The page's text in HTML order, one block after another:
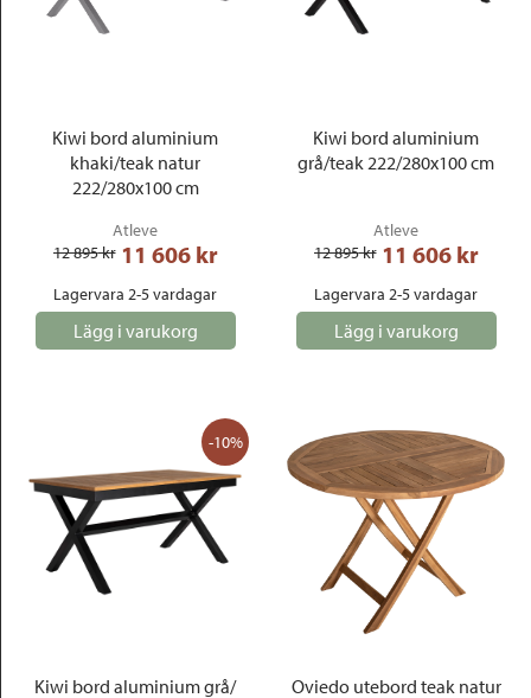
Kiwi bord aluminium
khaki/teak natur
222/280x100 cm
Atleve
12 895 kr 11 606 kr
Lagervara 2-5 vardagar
Lägg i varukorg
Kiwi bord aluminium
grå/teak 222/280x100 cm
Atleve
12 895 kr 11 606 kr
Lagervara 2-5 vardagar
Lägg i varukorg
-10%
Kiwi bord aluminium grå/ Oviedo utebord teak natur